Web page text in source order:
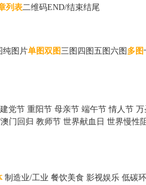
列表二维码END/结束结尾
纯图片单图双图三图 四图 五图 六图 多图
建党节 重阳节 母亲节 端午节 情人节 万
门回归 教师节 世界献血日 世界慢性
制造业/工业 餐饮美食 影视娱乐 低碳